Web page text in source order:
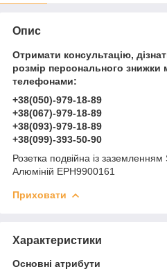
Опис
Отримати консультацію,
розмір персонального
телефонами:
+38(050)-979-18-89
+38(067)-979-18-89
+38(093)-979-18-89
+38(099)-393-50-90
Розетка подвійна із
Алюміній EPH9900161
Приховати
Характеристики
Основні атрибути